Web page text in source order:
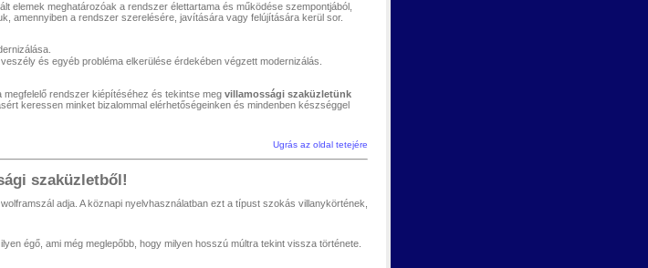
elemek meghatározóak a rendszer élettartama és működése szempontjából,
amennyiben a rendszer szerelésére, javítására vagy felújítására kerül sor.
és egyéb probléma elkerülése érdekében végzett modernizálás.
megfelelő rendszer kiépítéséhez és tekintse meg villamossági szaküzletünk
keressen minket bizalommal elérhetőségeinken és mindenben készséggel
Ugrás az oldal tetejére
szaküzletből!
adja. A köznapi nyelvhasználatban ezt a típust szokás villanykörtének,
égő, ami még meglepőbb, hogy milyen hosszú múltra tekint vissza története.